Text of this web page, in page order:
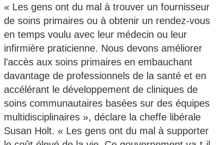
« Les gens ont du mal à trouver un fournisseur
de soins primaires ou à obtenir un rendez-vous
en temps voulu avec leur médecin ou leur
infirmière praticienne. Nous devons améliorer
l’accès aux soins primaires en embauchant
davantage de professionnels de la santé et en
accélérant le développement de cliniques de
soins communautaires basées sur des équipes
multidisciplinaires », déclare la cheffe libérale
Susan Holt. « Les gens ont du mal à supporter